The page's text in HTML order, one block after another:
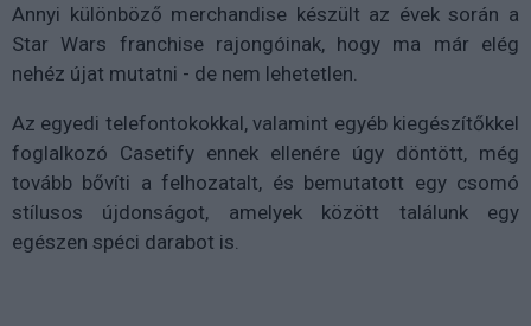
Annyi különböző merchandise készült az évek során a
Star Wars franchise rajongóinak, hogy ma már elég
nehéz újat mutatni - de nem lehetetlen.
Az egyedi telefontokokkal, valamint egyéb kiegészítőkkel
foglalkozó Casetify ennek ellenére úgy döntött, még
tovább bővíti a felhozatalt, és bemutatott egy csomó
stílusos újdonságot, amelyek között találunk egy
egészen spéci darabot is.